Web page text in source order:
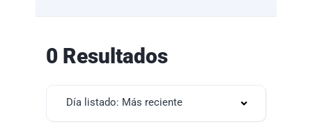
0 Resultados
Día listado: Más reciente